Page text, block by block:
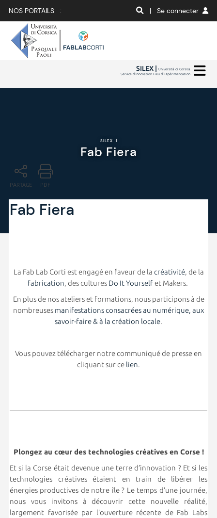
NOS PORTAILS : | Se connecter
SILEX |Università di Corsica
Service d'Innovation Lieu d'EXpérimentation
SILEX |
Fab Fiera
PARTAGE PDF
Fab Fiera
La Fab Lab Corti est engagé en faveur de la créativité, de la
fabrication, des cultures Do It Yourself et Makers.
En plus de nos ateliers et formations, nous participons à de
nombreuses manifestations consacrées au numérique, aux
savoir-faire & à la création locale.
Vous pouvez télécharger notre communiqué de presse en
cliquant sur ce lien.
Plongez au cœur des technologies créatives en Corse !
Et si la Corse était devenue une terre d’innovation ? Et si les
technologies créatives étaient en train de libérer les
énergies productives de notre île ? Le temps d’une journée,
nous vous invitons à découvrir cette nouvelle réalité,
largement favorisée par l’ouverture récente de Fab Labs